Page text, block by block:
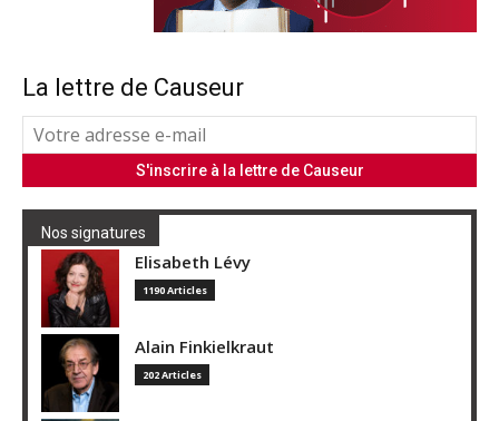
La lettre de Causeur
Nos signatures
Elisabeth Lévy
1190 Articles
Alain Finkielkraut
202 Articles